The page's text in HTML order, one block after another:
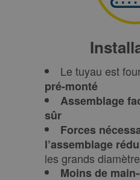
Le tuyau est
pré-monté
Assemblage
sûr
Forces
l’assemblage
les grands
Moins de